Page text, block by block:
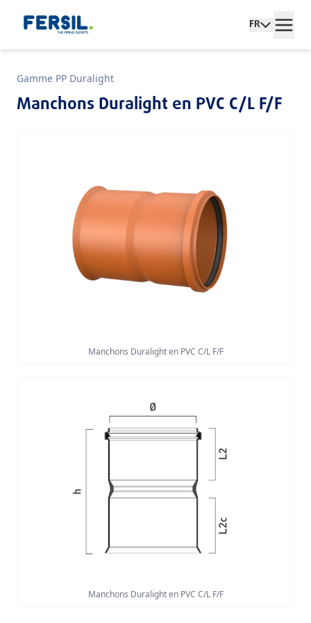
FR
Gamme PP Duralight
Manchons Duralight en PVC C/L F/F
Manchons Duralight en PVC C/L F/F
Manchons Duralight en PVC C/L F/F